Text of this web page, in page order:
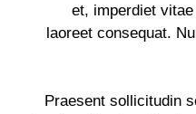
et, imperdiet
laoreet consequat.
Praesent sollicitudin